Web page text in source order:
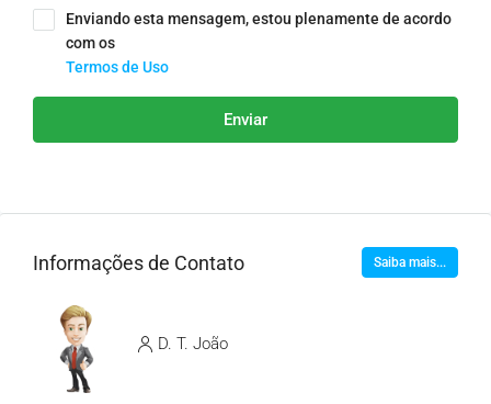
Enviando esta mensagem, estou plenamente de acordo
com os
Termos de Uso
Enviar
Informações de Contato Saiba mais...
D. T. João